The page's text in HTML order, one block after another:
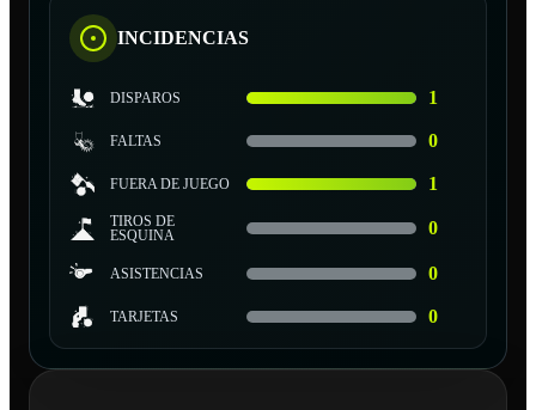
INCIDENCIAS
DISPAROS 1
FALTAS 0
FUERA DE JUEGO 1
TIROS DE
ESQUINA
0
ASISTENCIAS 0
TARJETAS 0